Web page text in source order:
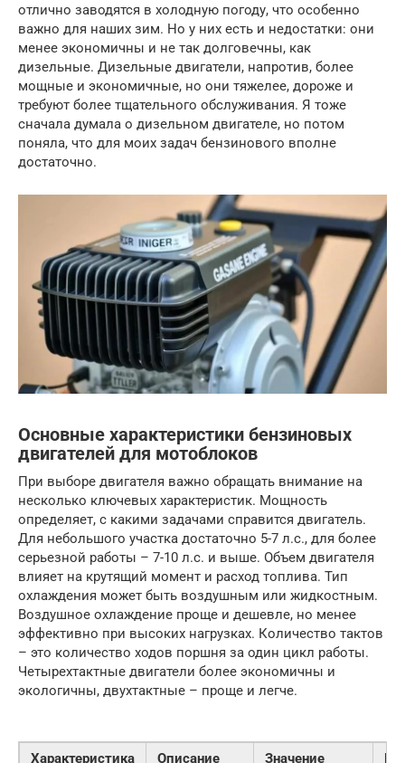
отлично заводятся в холодную погоду, что особенно
важно для наших зим. Но у них есть и недостатки: они
менее экономичны и не так долговечны, как
дизельные. Дизельные двигатели, напротив, более
мощные и экономичные, но они тяжелее, дороже и
требуют более тщательного обслуживания. Я тоже
сначала думала о дизельном двигателе, но потом
поняла, что для моих задач бензинового вполне
достаточно.
Основные характеристики бензиновых
двигателей для мотоблоков
При выборе двигателя важно обращать внимание на
несколько ключевых характеристик. Мощность
определяет, с какими задачами справится двигатель.
Для небольшого участка достаточно 5-7 л.с., для более
серьезной работы – 7-10 л.с. и выше. Объем двигателя
влияет на крутящий момент и расход топлива. Тип
охлаждения может быть воздушным или жидкостным.
Воздушное охлаждение проще и дешевле, но менее
эффективно при высоких нагрузках. Количество тактов
– это количество ходов поршня за один цикл работы.
Четырехтактные двигатели более экономичны и
экологичны, двухтактные – проще и легче.
Характеристика Описание Значение